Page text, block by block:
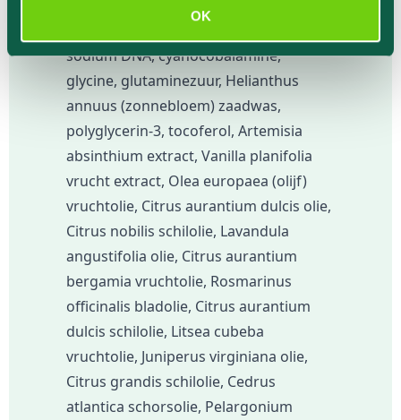
OK
sodium DNA, cyanocobalamine,
glycine, glutaminezuur, Helianthus
annuus (zonnebloem) zaadwas,
polyglycerin-3, tocoferol, Artemisia
absinthium extract, Vanilla planifolia
vrucht extract, Olea europaea (olijf)
vruchtolie, Citrus aurantium dulcis olie,
Citrus nobilis schilolie, Lavandula
angustifolia olie, Citrus aurantium
bergamia vruchtolie, Rosmarinus
officinalis bladolie, Citrus aurantium
dulcis schilolie, Litsea cubeba
vruchtolie, Juniperus virginiana olie,
Citrus grandis schilolie, Cedrus
atlantica schorsolie, Pelargonium